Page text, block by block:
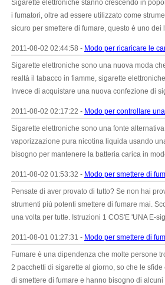
Sigarette elettroniche stanno crescendo in
i fumatori, oltre ad essere utilizzato come
sicuro per smettere di fumare, questo è uno
2011-08-02 02:44:58 - Modo per ricaricare le
Sigarette elettroniche sono una nuova moda
realtà il tabacco in fiamme, sigarette
Invece di acquistare una nuova confezione di
2011-08-02 02:17:22 - Modo per controllare
Sigarette elettroniche sono una fonte
vaporizzazione pura nicotina liquida usando
bisogno per mantenere la batteria carica in
2011-08-02 01:53:32 - Modo per smettere di
Pensate di aver provato di tutto? Se non hai
strumenti più potenti smettere di fumare mai.
una volta per tutte. Istruzioni 1 COS'E 'UNA E-
2011-08-01 01:27:31 - Modo per smettere di
Fumare è una dipendenza che molte persone
2 pacchetti di sigarette al giorno, so che le
di smettere di fumare e hanno bisogno di